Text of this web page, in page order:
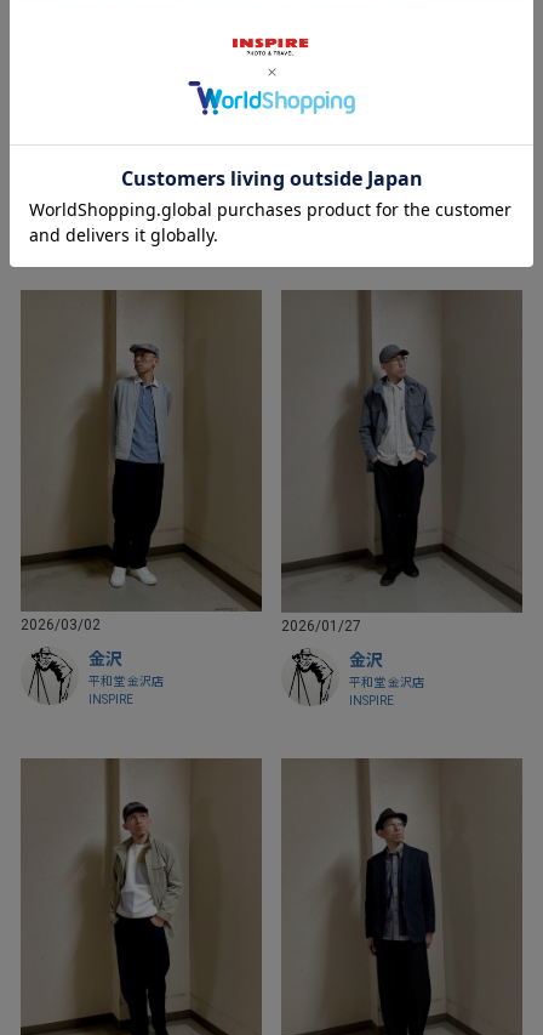
平和堂 金沢店
INSPIRE
金沢
平和堂 金沢店
2026/03/02
金沢
平和堂 金沢店
INSPIRE
2026/01/27
金沢
平和堂 金沢店
INSPIRE